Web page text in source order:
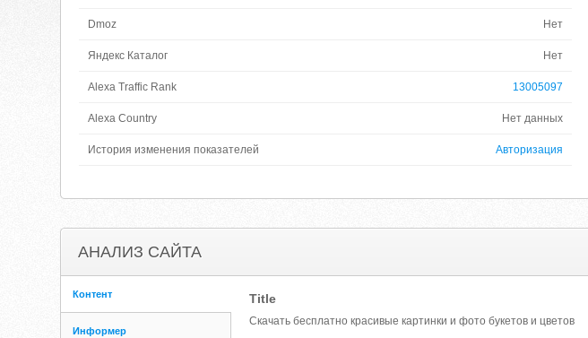
Dmoz Нет
Яндекс Каталог Нет
Alexa Traffic Rank 13005097
Alexa Country Нет данных
История изменения показателей Авторизация
АНАЛИЗ САЙТА
Контент
Информер
Title
Скачать бесплатно красивые картинки и фото букетов и цветов